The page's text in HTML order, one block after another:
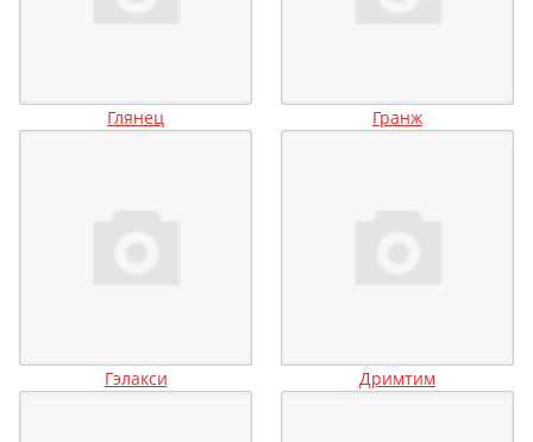
Глянец Гранж
Гэлакси Дримтим